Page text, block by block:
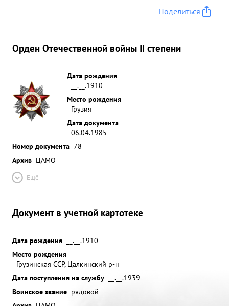
Поделиться
Орден Отечественной войны II степени
Дата рождения
__.__.1910
Место рождения
Грузия
Дата документа
06.04.1985
Номер документа 78
Архив ЦАМО
Ещё
Документ в учетной картотеке
Дата рождения
__.__.1910
Место рождения
Грузинская ССР, Цалкинский р-н
Дата поступления на службу
__.__.1939
Воинское звание рядовой